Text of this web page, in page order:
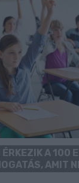
A 100
AMIT